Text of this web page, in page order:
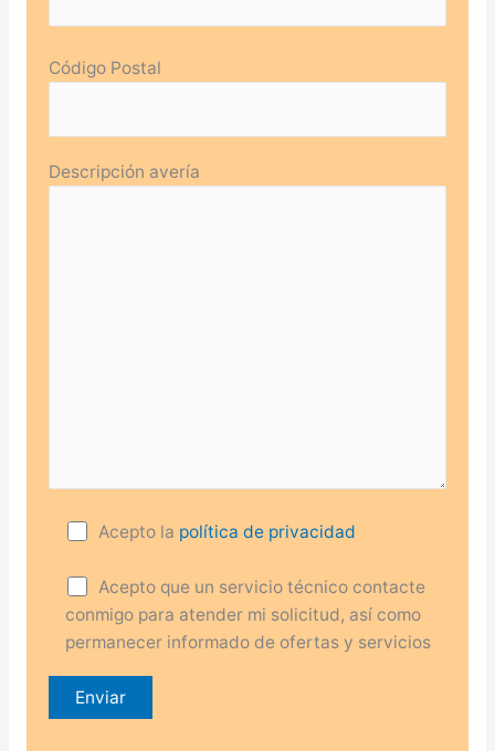
Código Postal
Descripción avería
Acepto la política de privacidad
Acepto que un servicio técnico contacte
conmigo para atender mi solicitud, así como
permanecer informado de ofertas y servicios